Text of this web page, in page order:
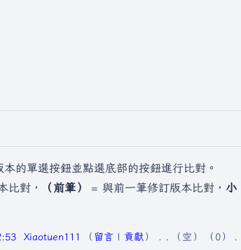
的單選按鈕並點選底部的按鈕進行比對。
比對， （前筆） = 與前一筆修訂版本比對， 小
Xiaotuen111 留言 貢獻 空 0